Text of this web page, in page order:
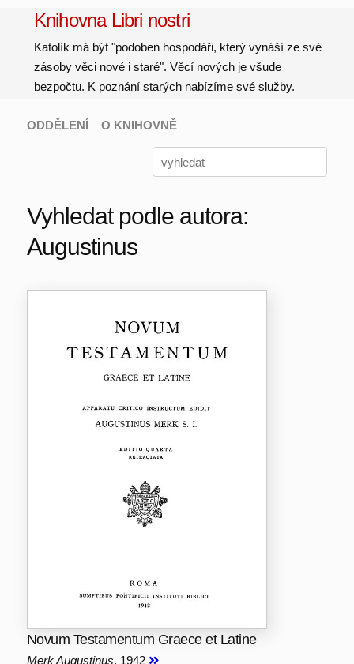
Knihovna Libri nostri
Katolík má být "podoben hospodáři, který vynáší ze své
zásoby věci nové i staré". Věcí nových je všude
bezpočtu. K poznání starých nabízíme své služby.
ODDĚLENÍ O KNIHOVNĚ
Vyhledat podle autora:
Augustinus
Novum Testamentum Graece et Latine
Merk Augustinus, 1942